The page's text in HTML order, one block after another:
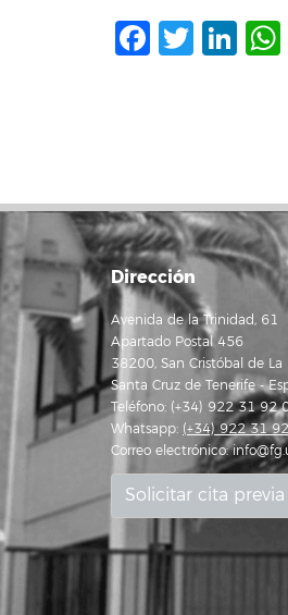
Dirección
Avenida de la Trinidad, 61
Apartado Postal 456
38200, San Cristóbal de La
Santa Cruz de Tenerife -
Teléfono: (+34) 922 31 92
Whatsapp: (+34) 922 31
Correo electrónico:
Solicitar cita previa